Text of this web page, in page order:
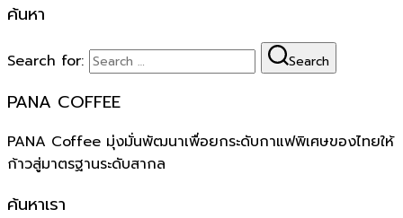
ค้นหา
Search for: Search
PANA COFFEE
PANA Coffee มุ่งมั่นพัฒนาเพื่อยกระดับกาแฟพิเศษของไทยให้
ก้าวสู่มาตรฐานระดับสากล
ค้นหาเรา